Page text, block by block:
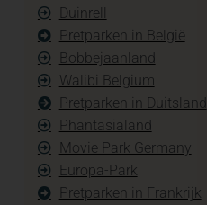
Duinrell
Pretparken in België
Bobbejaanland
Walibi Belgium
Pretparken in Duitsland
Phantasialand
Movie Park Germany
Europa-Park
Pretparken in Frankrijk